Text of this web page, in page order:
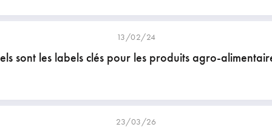
13/02/24
sont les labels clés pour les produits agro-
23/03/26